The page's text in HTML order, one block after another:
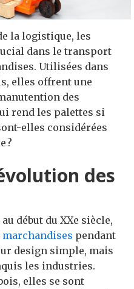
la logistique, les
dans le transport
Utilisées dans
elles offrent une
des
rend les palettes si
elles considérées
?
des
début du XXe siècle,
pendant
design simple, mais
les industries.
elles se sont